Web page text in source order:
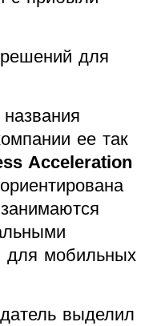
для
названия
ее так
Acceleration
для мобильных
выделил